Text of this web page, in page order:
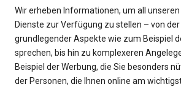
Wir erheben Informationen, um all
Dienste zur Verfügung zu stellen – von
grundlegender Aspekte wie zum Beispiel
sprechen, bis hin zu komplexeren
Beispiel der Werbung, die Sie besonders
der Personen, die Ihnen online am